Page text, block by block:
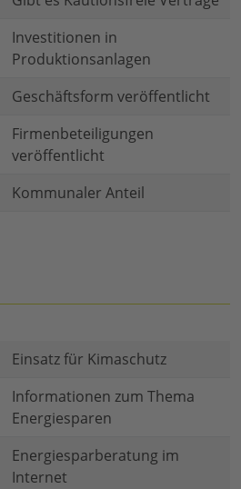
Investitionen in
Produktionsanlagen
Geschäftsform veröffentlicht
Firmenbeteiligungen
veröffentlicht
Kommunaler Anteil
Einsatz für Kimaschutz
Informationen zum Thema
Energiesparen
Energiesparberatung im
Internet